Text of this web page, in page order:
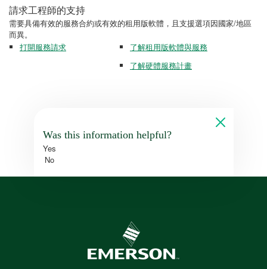
請求工程師的支持
需要具備有效的服務合約或有效的租用版軟體，且支援選項因國家/地區
而異。
打開服務請求
了解租用版軟體與服務
了解硬體服務計畫
Was this information helpful?
Yes
No